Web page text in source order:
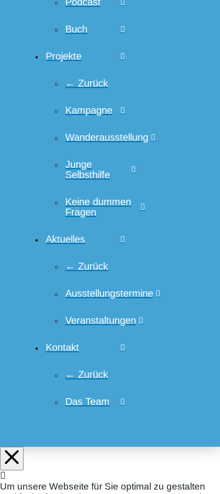
Buch
Projekte
← Zurück
Kampagne
Wanderausstellung
Junge
Selbsthilfe
Keine dummen
Fragen
Aktuelles
← Zurück
Ausstellungstermine
Veranstaltungen
Kontakt
← Zurück
Das Team
Um unsere Webseite für Sie optimal zu gestalten